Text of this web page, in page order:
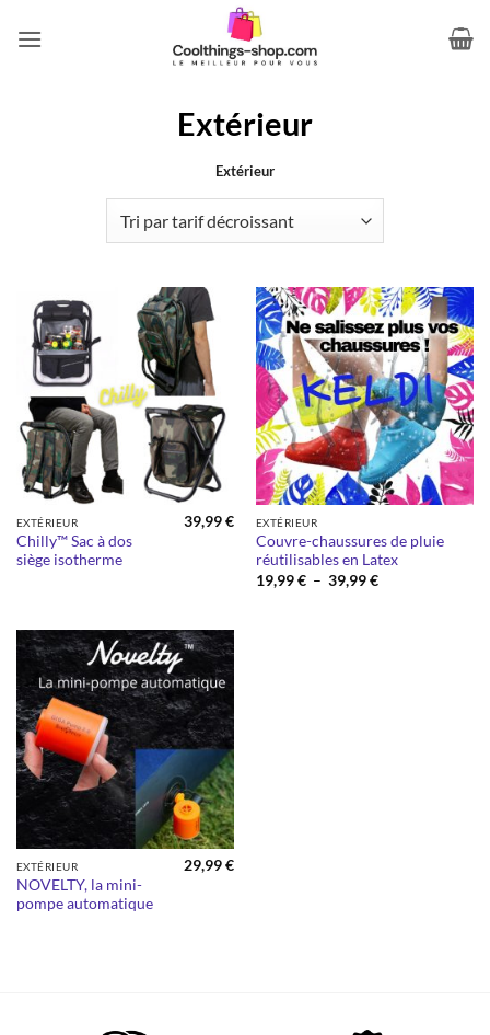
Extérieur
Extérieur
EXTÉRIEUR
Chilly™ Sac à dos
siège isotherme
39,99€ EXTÉRIEUR
Couvre-chaussures de pluie
réutilisables en Latex
19,99€ – 39,99€Plage
EXTÉRIEUR
NOVELTY, la mini-
pompe automatique
29,99€